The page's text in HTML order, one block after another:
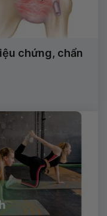
chứng, chẩn